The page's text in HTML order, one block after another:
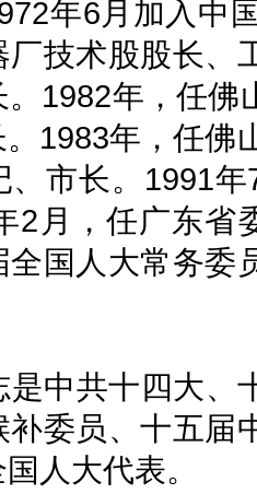
年6月加入中
厂技术股股长、
1982年，任佛
1983年，任佛
、市长。1991
2月，任广东省
全国人大常务委
是中共十四大、
补委员、十五届
人大代表。